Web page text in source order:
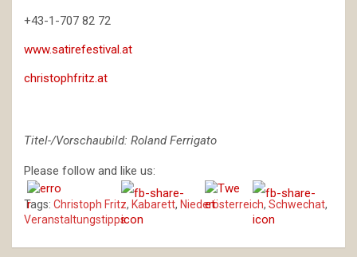
+43-1-707 82 72
www.satirefestival.at
christophfritz.at
Titel-/Vorschaubild: Roland Ferrigato
Please follow and like us:
Tags: Christoph Fritz, Kabarett, Niederösterreich, Schwechat,
Veranstaltungstipps